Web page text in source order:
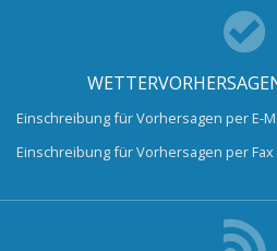
Einschreibung für Vorhersagen per E-
Einschreibung für Vorhersagen per Fax